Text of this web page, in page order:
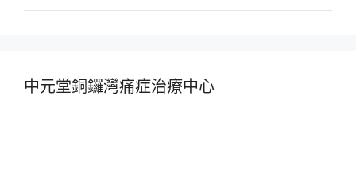
中元堂銅鑼灣痛症治療中心